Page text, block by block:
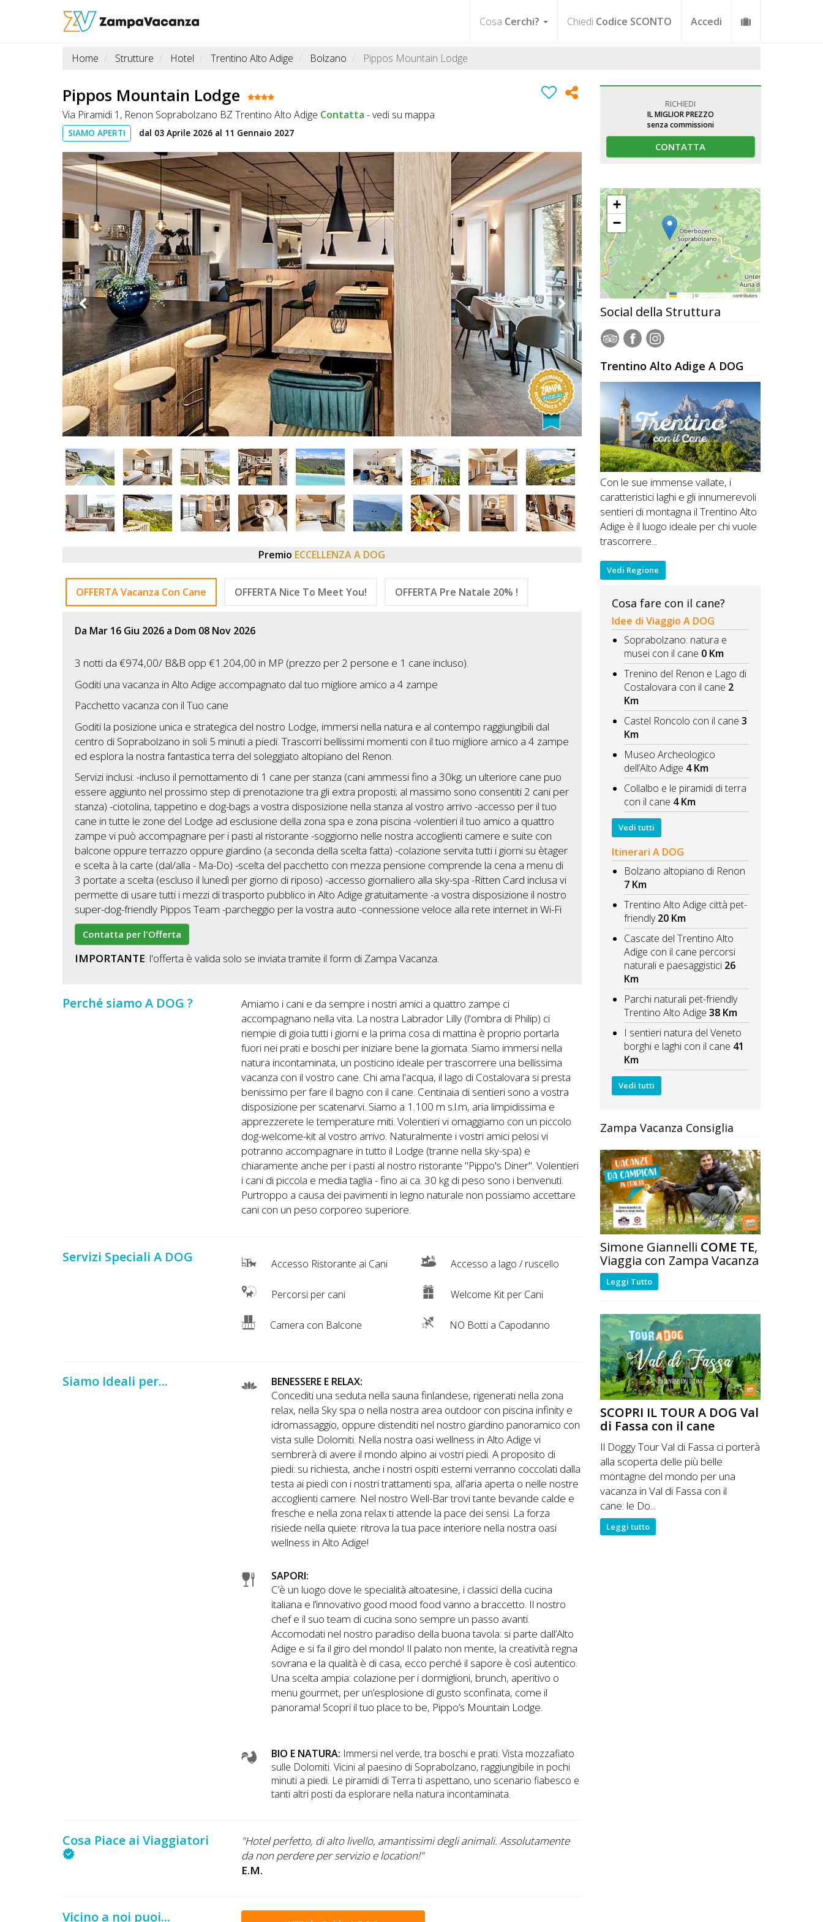
Cosa Cerchi? Chiedi Codice SCONTO Accedi
STRUTTURE
LUOGHI
OFFERTE
CHIEDI
CODICE
SCONTO
Video
Tutorial
Home Strutture Hotel Trentino Alto Adige Bolzano Pippos Mountain Lodge
Pippos Mountain Lodge
Via Piramidi 1, Renon Soprabolzano BZ Trentino Alto Adige Contatta -vedi su mappa
SIAMO APERTI dal 03 Aprile 2026 al 11 Gennaio 2027
Premio ECCELLENZA A DOG
OFFERTA Vacanza Con Cane OFFERTA Nice To Meet You! OFFERTA Pre Natale 20% !
Da Mar 16 Giu 2026 a Dom 08 Nov 2026
3 notti da €974,00/ B&B opp €1.204,00 in MP (prezzo per 2 persone e 1 cane incluso).
Goditi una vacanza in Alto Adige accompagnato dal tuo migliore amico a 4 zampe
Pacchetto vacanza con il Tuo cane
Goditi la posizione unica e strategica del nostro Lodge, immersi nella natura e al contempo raggiungibili dal
centro di Soprabolzano in soli 5 minuti a piedi. Trascorri bellissimi momenti con il tuo migliore amico a 4 zampe
ed esplora la nostra fantastica terra del soleggiato altopiano del Renon.
Servizi inclusi: -incluso il pernottamento di 1 cane per stanza (cani ammessi fino a 30kg; un ulteriore cane puo
essere aggiunto nel prossimo step di prenotazione tra gli extra proposti; al massimo sono consentiti 2 cani per
stanza) -ciotolina, tappetino e dog-bags a vostra disposizione nella stanza al vostro arrivo -accesso per il tuo
cane in tutte le zone del Lodge ad esclusione della zona spa e zona piscina -volentieri il tuo amico a quattro
zampe vi può accompagnare per i pasti al ristorante -soggiorno nelle nostra accoglienti camere e suite con
balcone oppure terrazzo oppure giardino (a seconda della scelta fatta) -colazione servita tutti i giorni su ètager
e scelta à la carte (dal/alla - Ma-Do) -scelta del pacchetto con mezza pensione comprende la cena a menu di
3 portate a scelta (escluso il lunedì per giorno di riposo) -accesso giornaliero alla sky-spa -Ritten Card inclusa vi
permette di usare tutti i mezzi di trasporto pubblico in Alto Adige gratuitamente -a vostra disposizione il nostro
super-dog-friendly Pippos Team -parcheggio per la vostra auto -connessione veloce alla rete internet in Wi-Fi
Contatta per l'Offerta
IMPORTANTE: l'offerta è valida solo se inviata tramite il form di Zampa Vacanza.
Perché siamo A DOG ?
Amiamo i cani e da sempre i nostri amici a quattro zampe ci
accompagnano nella vita. La nostra Labrador Lilly (l'ombra di Philip) ci
riempie di gioia tutti i giorni e la prima cosa di mattina è proprio portarla
fuori nei prati e boschi per iniziare bene la giornata. Siamo immersi nella
natura incontaminata, un posticino ideale per trascorrere una bellissima
vacanza con il vostro cane. Chi ama l'acqua, il lago di Costalovara si presta
benissimo per fare il bagno con il cane. Centinaia di sentieri sono a vostra
disposizione per scatenarvi. Siamo a 1.100 m s.l.m, aria limpidissima e
apprezzerete le temperature miti. Volentieri vi omaggiamo con un piccolo
dog-welcome-kit al vostro arrivo. Naturalmente i vostri amici pelosi vi
potranno accompagnare in tutto il Lodge (tranne nella sky-spa) e
chiaramente anche per i pasti al nostro ristorante "Pippo's Diner". Volentieri
i cani di piccola e media taglia - fino ai ca. 30 kg di peso sono i benvenuti.
Purtroppo a causa dei pavimenti in legno naturale non possiamo accettare
cani con un peso corporeo superiore.
Servizi Speciali A DOG Accesso Ristorante ai Cani Accesso a lago / ruscello
Percorsi per cani Welcome Kit per Cani
Camera con Balcone NO Botti a Capodanno
Siamo Ideali per... BENESSERE E RELAX:
Concediti una seduta nella sauna finlandese, rigenerati nella zona
relax, nella Sky spa o nella nostra area outdoor con piscina infinity e
idromassaggio, oppure distenditi nel nostro giardino panoramico con
vista sulle Dolomiti. Nella nostra oasi wellness in Alto Adige vi
sembrerà di avere il mondo alpino ai vostri piedi. A proposito di
piedi: su richiesta, anche i nostri ospiti esterni verranno coccolati dalla
testa ai piedi con i nostri trattamenti spa, all’aria aperta o nelle nostre
accoglienti camere. Nel nostro Well-Bar trovi tante bevande calde e
fresche e nella zona relax ti attende la pace dei sensi. La forza
risiede nella quiete: ritrova la tua pace interiore nella nostra oasi
wellness in Alto Adige!
SAPORI:
C’è un luogo dove le specialità altoatesine, i classici della cucina
italiana e l’innovativo good mood food vanno a braccetto. Il nostro
chef e il suo team di cucina sono sempre un passo avanti.
Accomodati nel nostro paradiso della buona tavola: si parte dall’Alto
Adige e si fa il giro del mondo! Il palato non mente, la creatività regna
sovrana e la qualità è di casa, ecco perché il sapore è così autentico.
Una scelta ampia: colazione per i dormiglioni, brunch, aperitivo o
menu gourmet, per un’esplosione di gusto sconfinata, come il
panorama! Scopri il tuo place to be, Pippo’s Mountain Lodge.
BIO E NATURA: Immersi nel verde, tra boschi e prati. Vista mozzafiato
sulle Dolomiti. Vicini al paesino di Soprabolzano, raggiungibile in pochi
minuti a piedi. Le piramidi di Terra ti aspettano, uno scenario fiabesco e
tanti altri posti da esplorare nella natura incontaminata.
Cosa Piace ai Viaggiatori
"Hotel perfetto, di alto livello, amantissimi degli animali. Assolutamente
da non perdere per servizio e location!"
E.M.
Vicino a noi puoi...
RICHIEDI
IL MIGLIOR PREZZO
senza commissioni
CONTATTA
+
−
|© contributors
Social della Struttura
Trentino Alto Adige A DOG
Con le sue immense vallate, i
caratteristici laghi e gli innumerevoli
sentieri di montagna il Trentino Alto
Adige è il luogo ideale per chi vuole
trascorrere...
Vedi Regione
Cosa fare con il cane?
Idee di Viaggio A DOG
Soprabolzano: natura e
musei con il cane 0 Km
Trenino del Renon e Lago di
Costalovara con il cane 2
Km
Castel Roncolo con il cane 3
Km
Museo Archeologico
dell’Alto Adige 4 Km
Collalbo e le piramidi di terra
con il cane 4 Km
Vedi tutti
Itinerari A DOG
Bolzano altopiano di Renon
7 Km
Trentino Alto Adige città pet-
friendly 20 Km
Cascate del Trentino Alto
Adige con il cane percorsi
naturali e paesaggistici 26
Km
Parchi naturali pet-friendly
Trentino Alto Adige 38 Km
I sentieri natura del Veneto
borghi e laghi con il cane 41
Km
Vedi tutti
Zampa Vacanza Consiglia
Simone Giannelli COME TE,
Viaggia con Zampa Vacanza
Leggi Tutto
SCOPRI IL TOUR A DOG Val
di Fassa con il cane
Il Doggy Tour Val di Fassa ci porterà
alla scoperta delle più belle
montagne del mondo per una
vacanza in Val di Fassa con il
cane: le Do...
Leggi tutto